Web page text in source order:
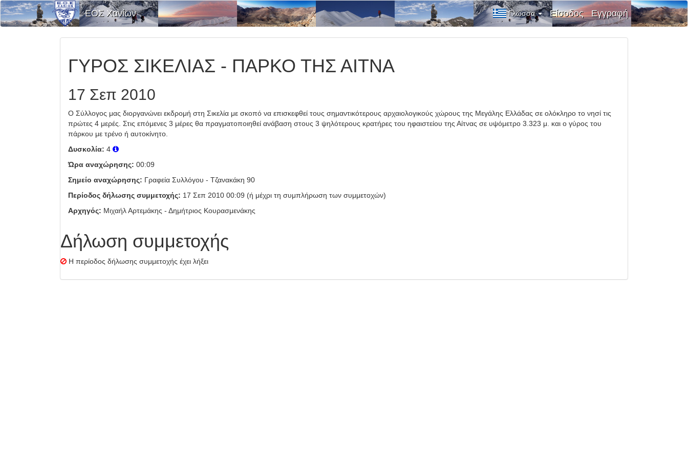
ΕΟΣ Χανίων Γλώσσα Είσοδος Εγγραφή
ΓΥΡΟΣ ΣΙΚΕΛΙΑΣ - ΠΑΡΚΟ ΤΗΣ ΑΙΤΝΑ
17 Σεπ 2010
Ο Σύλλογος μας διοργανώνει εκδρομή στη Σικελία με σκοπό να επισκεφθεί τους σημαντικότερους αρχαιολογικούς χώρους της Μεγάλης Ελλάδας σε ολόκληρο το νησί τις
πρώτες 4 μερές. Στις επόμενες 3 μέρες θα πραγματοποιηθεί ανάβαση στους 3 ψηλότερους κρατήρες του ηφαιστείου της Αίτνας σε υψόμετρο 3.323 μ. και ο γύρος του
πάρκου με τρένο ή αυτοκίνητο.
Δυσκολία: 4
Ώρα αναχώρησης: 00:09
Σημείο αναχώρησης: Γραφεία Συλλόγου - Τζανακάκη 90
Περίοδος δήλωσης συμμετοχής: 17 Σεπ 2010 00:09 (ή μέχρι τη συμπλήρωση των συμμετοχών)
Αρχηγός: Μιχαήλ Αρτεμάκης - Δημήτριος Κουρασμενάκης
Δήλωση συμμετοχής
Η περίοδος δήλωσης συμμετοχής έχει λήξει